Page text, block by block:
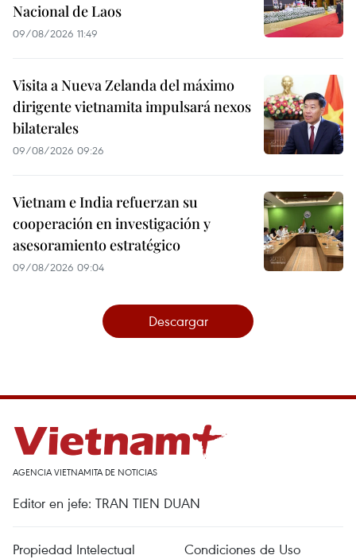
Nacional de Laos
09/08/2026 11:49
Visita a Nueva Zelanda del máximo
dirigente vietnamita impulsará nexos
bilaterales
09/08/2026 09:26
Vietnam e India refuerzan su
cooperación en investigación y
asesoramiento estratégico
09/08/2026 09:04
Descargar
AGENCIA VIETNAMITA DE NOTICIAS
Editor en jefe: TRAN TIEN DUAN
Propiedad Intelectual Condiciones de Uso